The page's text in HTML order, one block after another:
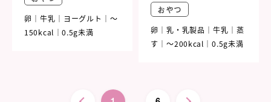
卵 牛乳 ヨーグルト
～
150kcal
0.5g未満
おやつ
卵 乳・乳製品 牛乳
蒸
す
～200kcal 0.5g未満